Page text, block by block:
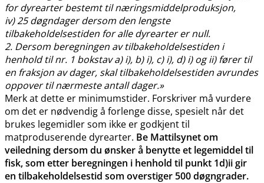
for dyrearter bestemt til næringsmiddelproduksjon,
iv) 25 døgndager dersom den lengste
tilbakeholdelsestiden for alle dyrearter er null.
2. Dersom beregningen av tilbakeholdelsestiden i
henhold til nr. 1 bokstav a) i), b) i), c) i), d) i) og ii) fører til
en fraksjon av dager, skal tilbakeholdelsestiden avrundes
oppover til nærmeste antall dager.»
Merk at dette er minimumstider. Forskriver må vurdere
om det er nødvendig å forlenge disse, spesielt når det
brukes legemidler som ikke er godkjent til
matproduserende dyrearter. Be Mattilsynet om
veiledning dersom du ønsker å benytte et legemiddel til
fisk, som etter beregningen i henhold til punkt 1d)ii gir
en tilbakeholdelsestid som overstiger 500 døgngrader.